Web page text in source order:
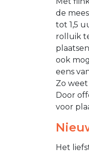
de
tot 1,5
rolluik
ook
eens
Zo
Door
voor
Het